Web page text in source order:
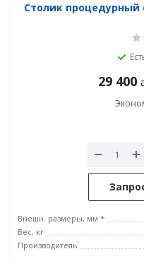
Столик
29 400
Внешн. размеры, мм *
Вес, кг
Производитель